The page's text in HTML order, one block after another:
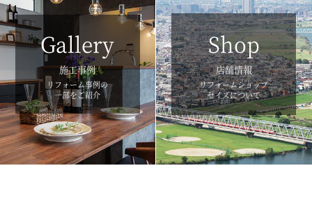
Gallery
施工事例
リフォーム事例の
一部をご紹介
Shop
店舗情報
リフォームショップ
セイズについて